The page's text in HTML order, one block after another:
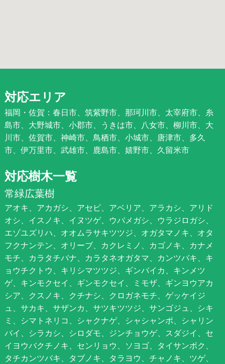
対応エリア
福岡・佐賀：春日市、筑紫野市、那珂川市、太宰府市、糸
島市、大野城市、小郡市、うきは市、八女市、柳川市、大
川市、佐賀市、神崎市、鳥栖市、小城市、唐津市、多久
市、伊万里市、武雄市、鹿島市、嬉野市、久留米市
対応樹木一覧
常緑広葉樹
アオキ、アカガシ、アセビ、アベリア、アラカシ、アリド
オシ、イスノキ、イヌツゲ、ウバメガシ、ウラジロガシ、
エゾユズリハ、オオムラサキツツジ、オガタマノキ、オタ
フクナンテン、オリーブ、カクレミノ、カゴノキ、カナメ
モチ、カラタチバナ、カラタネオガタマ、カンツバキ、キ
ョウチクトウ、キリシマツツジ、ギンバイカ、キンメツ
ゲ、キンモクセイ、ギンモクセイ、ミモザ、ギンヨウアカ
シア、クスノキ、クチナシ、クロガネモチ、ゲッケイジ
ュ、サカキ、サザンカ、サツキツツジ、サンゴジュ、シキ
ミ、シマトネリコ、シャクナゲ、シャシャンポ、シャリン
バイ、シラカシ、シロダモ、ジンチョウゲ、スダジイ、セ
イヨウバクチノキ、センリョウ、ソヨゴ、タイサンボク、
タチカンツバキ、タブノキ、タラヨウ、チャノキ、ツゲ、